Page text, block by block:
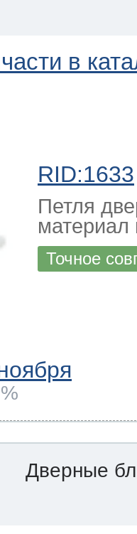
в
RID:1633
Петля
материал
Точное
Дверные